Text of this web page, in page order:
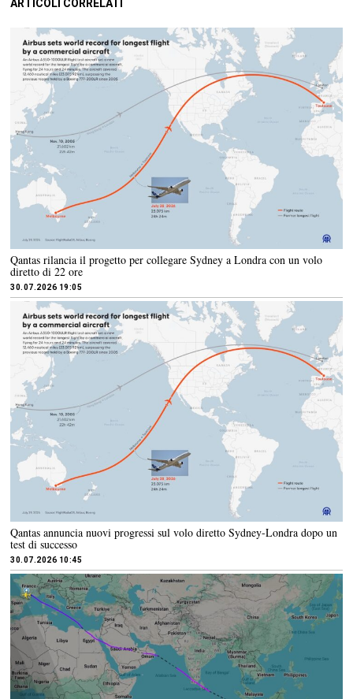
ARTICOLI CORRELATI
Qantas rilancia il progetto per collegare Sydney a Londra con un volo
diretto di 22 ore
30.07.2026 19:05
Qantas annuncia nuovi progressi sul volo diretto Sydney-Londra dopo un
test di successo
30.07.2026 10:45